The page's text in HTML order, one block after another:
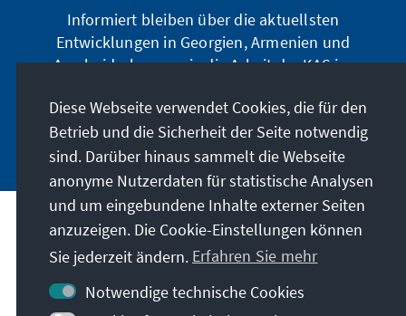
Informiert bleiben über die aktuellsten
Entwicklungen in Georgien, Armenien und
Aserbaidschan sowie die Arbeit der KAS im
Jetzt abonnieren
Anschrift
Kontakt
Diese Webseite verwendet Cookies, die für den
Betrieb und die Sicherheit der Seite notwendig
sind. Darüber hinaus sammelt die Webseite
anonyme Nutzerdaten für statistische Analysen
und um eingebundene Inhalte externer Seiten
anzuzeigen. Die Cookie-Einstellungen können
Sie jederzeit ändern. Erfahren Sie mehr
Notwendige technische Cookies